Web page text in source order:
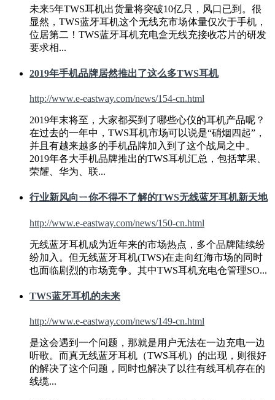
未来5年TWS耳机出货量将突破10亿只，风口已到。很
显然， TWS蓝牙耳机这个无线充市场体量仅次于手机，
位居第二！ TWS蓝牙耳机充电盒无线充接收芯片的研发
要求相...
2019年手机品牌居然推出了这么多TWS耳机
http://www.e-eastway.com/news/154-cn.html
2019年末将至，大家都买到了哪些心仪的耳机产品呢？
在过去的一年中， TWS耳机市场可以说是“硝烟四起”，
并且有越来越多的手机品牌加入到了这个战局之中。
2019年各大手机品牌推出的TWS耳机汇总，包括苹果、
荣耀、华为、联...
行业新风向ㄧ你不得不了解的TWS无线蓝牙耳机新天地
http://www.e-eastway.com/news/150-cn.html
无线蓝牙耳机成为近年来的市场热点，多个品牌陆续纷
纷加入。但无线蓝牙耳机(TWS)在走向红海市场的同时
也面临剧烈的市场竞争。其中TWS耳机充电仓管理SO...
TWS蓝牙耳机的未来
http://www.e-eastway.com/news/149-cn.html
是这会遇到一个问题，那就是用户无法在一边充电一边
听歌。而真无线蓝牙耳机（TWS耳机）的出现，则很好
的解决了这个问题，同时也解决了以往有线耳机存在的
线缆...